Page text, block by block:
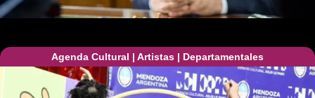
Agenda Cultural | Artistas | Departamentales